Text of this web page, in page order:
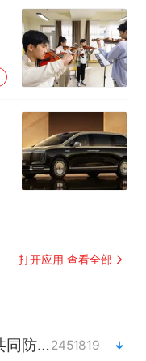
打开应用 查看全部
沙特土耳其巴基斯坦签署共同防务协议2451819